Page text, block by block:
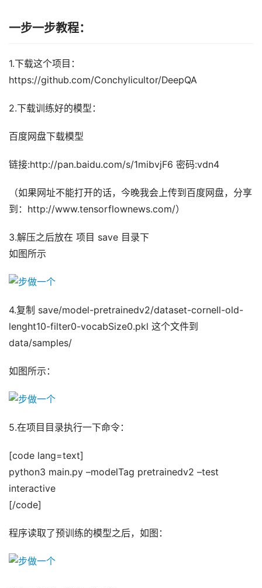
一步一步教程：
1.下载这个项目：
https://github.com/Conchylicultor/DeepQA
2.下载训练好的模型：
百度网盘下载模型
链接:http://pan.baidu.com/s/1mibvjF6 密码:vdn4
（如果网址不能打开的话，今晚我会上传到百度网盘，分享
到：http://www.tensorflownews.com/）
3.解压之后放在 项目 save 目录下
如图所示
4.复制 save/model-pretrainedv2/dataset-cornell-old-
lenght10-filter0-vocabSize0.pkl 这个文件到
data/samples/
如图所示：
5.在项目目录执行一下命令：
[code lang=text]
python3 main.py –modelTag pretrainedv2 –test
interactive
[/code]
程序读取了预训练的模型之后，如图：